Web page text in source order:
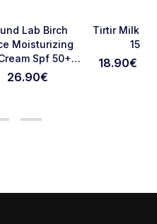
Pošaljite pregled
Favorite
Lab Birch
Moisturizing
Spf 50+ -
50 Ml
26.90€
Tirtir Milk
150ml
18.90€ -